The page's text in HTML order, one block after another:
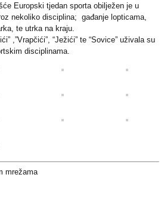
Europski tjedan sporta obilježen je u
nekoliko disciplina; gađanje lopticama,
te utrka na kraju.
,”Vrapčići”, “Ježići” te “Sovice” uživala su
disciplinama.
mrežama